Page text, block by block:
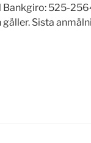
Bankgiro: 525-
Sista